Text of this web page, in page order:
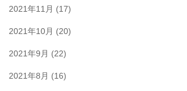
2021年11月 (17)
2021年10月 (20)
2021年9月 (22)
2021年8月 (16)